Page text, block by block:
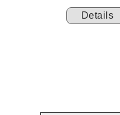
Details